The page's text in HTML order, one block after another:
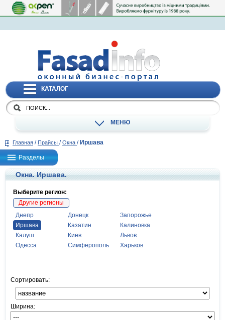
КАТАЛОГ
МЕНЮ
Главная / Прайсы / Окна / Иршава
Разделы
Окна. Иршава.
Выберите регион:
Другие регионы
Днепр
Донецк
Запорожье
Иршава
Казатин
Калиновка
Калуш
Киев
Львов
Одесса
Симферополь Харьков
Сортировать:
Ширина: